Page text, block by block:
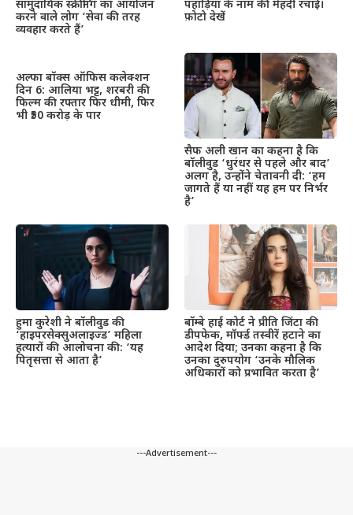
सामुदायिक स्क्रीनिंग का आयोजन
करने वाले लोग ‘सेवा की तरह
व्यवहार करते हैं’
पहाड़िया के नाम की मेहंदी रचाई।
फ़ोटो देखें
अल्फा बॉक्स ऑफिस कलेक्शन
दिन 6: आलिया भट्ट, शरबरी की
फिल्म की रफ्तार फिर धीमी, फिर
भी ₹50 करोड़ के पार
सैफ अली खान का कहना है कि
बॉलीवुड ‘धुरंधर से पहले और बाद’
अलग है, उन्होंने चेतावनी दी: ‘हम
जागते हैं या नहीं यह हम पर निर्भर
है’
हुमा कुरेशी ने बॉलीवुड की
‘हाइपरसेक्सुअलाइज्ड’ महिला
हत्यारों की आलोचना की: ‘यह
पितृसत्ता से आता है’
बॉम्बे हाई कोर्ट ने प्रीति जिंटा की
डीपफेक, मॉर्फ्ड तस्वीरें हटाने का
आदेश दिया; उनका कहना है कि
उनका दुरुपयोग ‘उनके मौलिक
अधिकारों को प्रभावित करता है’
---Advertisement---